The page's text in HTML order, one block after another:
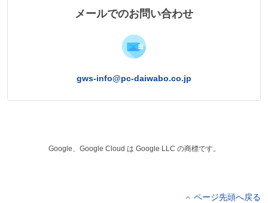
メールでのお問い合わせ
gws-info@pc-daiwabo.co.jp
Google、Google Cloud は Google LLC の商標です。
ページ先頭へ戻る